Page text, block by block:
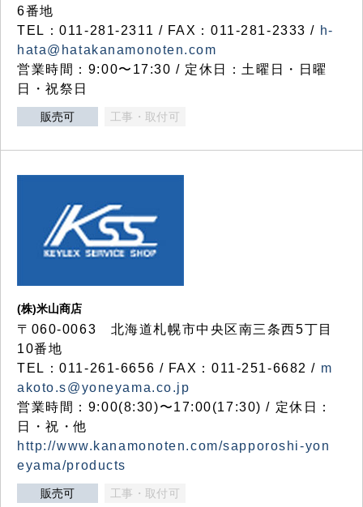
6番地
TEL：011-281-2311 / FAX：011-281-2333 / h-
hata@hatakanamonoten.com
営業時間：9:00〜17:30 / 定休日：土曜日・日曜
日・祝祭日
販売可 工事・取付可
(株)米山商店
〒060-0063 北海道札幌市中央区南三条西5丁目
10番地
TEL：011-261-6656 / FAX：011-251-6682 / m
akoto.s@yoneyama.co.jp
営業時間：9:00(8:30)〜17:00(17:30) / 定休日：
日・祝・他
http://www.kanamonoten.com/sapporoshi-yon
eyama/products
販売可 工事・取付可